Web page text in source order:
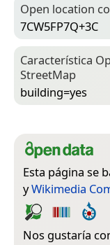
Open location
7CW5FP7Q+3C
Característica
Street­Map
building=­yes
Esta página se
yWikimedia
Nos gustaría